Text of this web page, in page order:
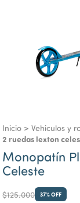
Inicio > Vehiculos y
2 ruedas lexton
Monopatín
Celeste
$125.000 37% OFF